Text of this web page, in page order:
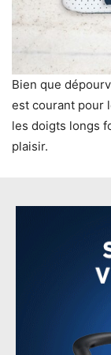
Bien que
est courant pour
les doigts longs
plaisir.